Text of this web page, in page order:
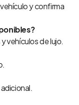
y confirma
vehículos de lujo.